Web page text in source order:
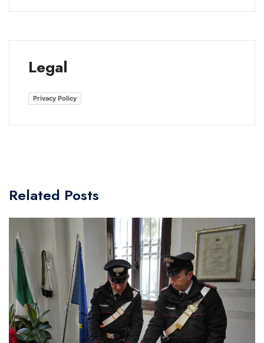
Legal
Privacy Policy
Related Posts